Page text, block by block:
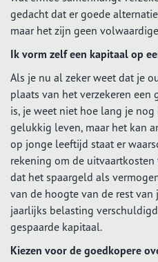
gedacht dat er goede
maar het zijn geen
Ik vorm zelf een kapitaal op
Als je nu al zeker weet dat je
plaats van het verzekeren
is, je weet niet hoe lang je
gelukkig leven, maar het kan
op jonge leeftijd staat er
rekening om de
dat het spaargeld als
van de hoogte van de rest
jaarlijks belasting
gespaarde kapitaal.
Kiezen voor de goedkopere